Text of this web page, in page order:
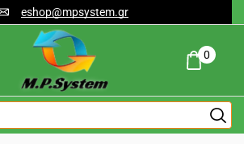
eshop@mpsystem.gr
0